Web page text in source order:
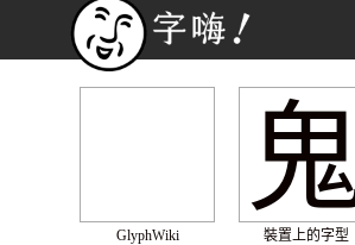
GlyphWiki 裝置上的字型